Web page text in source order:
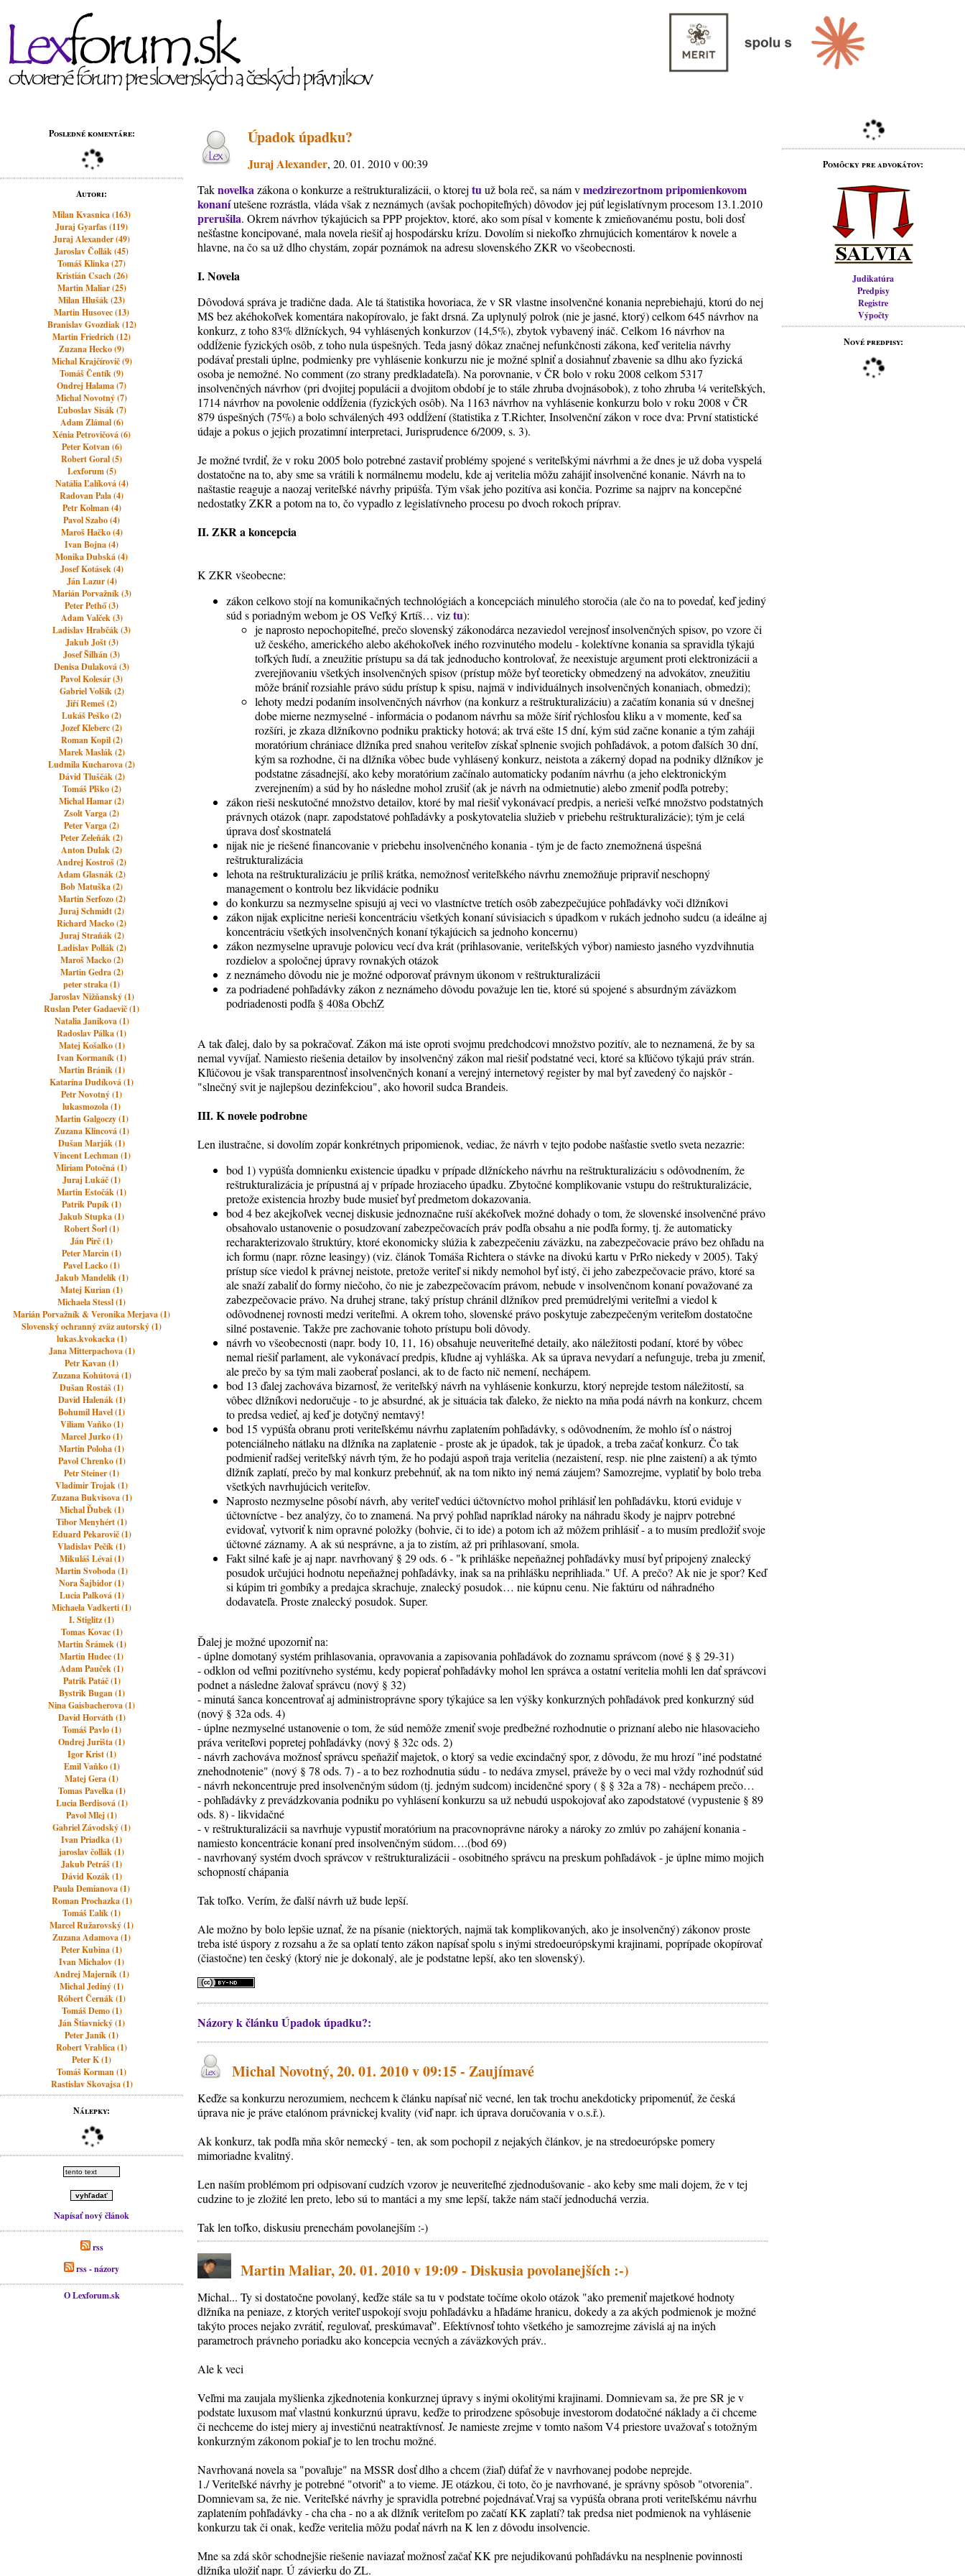
Posledné komentáre:
Autori:
Milan Kvasnica (163)
Juraj Gyarfas (119)
Juraj Alexander (49)
Jaroslav Čollák (45)
Tomáš Klinka (27)
Kristián Csach (26)
Martin Maliar (25)
Milan Hlušák (23)
Martin Husovec (13)
Branislav Gvozdiak (12)
Martin Friedrich (12)
Zuzana Hecko (9)
Michal Krajčírovič (9)
Tomáš Čentík (9)
Ondrej Halama (7)
Michal Novotný (7)
Ľuboslav Sisák (7)
Adam Zlámal (6)
Xénia Petrovičová (6)
Peter Kotvan (6)
Robert Goral (5)
Lexforum (5)
Natália Ľalíková (4)
Radovan Pala (4)
Petr Kolman (4)
Pavol Szabo (4)
Maroš Hačko (4)
Ivan Bojna (4)
Monika Dubská (4)
Josef Kotásek (4)
Ján Lazur (4)
Marián Porvažník (3)
Peter Pethő (3)
Adam Valček (3)
Ladislav Hrabčák (3)
Jakub Jošt (3)
Josef Šilhán (3)
Denisa Dulaková (3)
Pavol Kolesár (3)
Gabriel Volšík (2)
Jiří Remeš (2)
Lukáš Peško (2)
Jozef Kleberc (2)
Roman Kopil (2)
Marek Maslák (2)
Ludmila Kucharova (2)
Dávid Tluščák (2)
Tomáš Plško (2)
Michal Hamar (2)
Zsolt Varga (2)
Peter Varga (2)
Peter Zeleňák (2)
Anton Dulak (2)
Andrej Kostroš (2)
Adam Glasnák (2)
Bob Matuška (2)
Martin Serfozo (2)
Juraj Schmidt (2)
Richard Macko (2)
Juraj Straňák (2)
Ladislav Pollák (2)
Maroš Macko (2)
Martin Gedra (2)
peter straka (1)
Jaroslav Nižňanský (1)
Ruslan Peter Gadaevič (1)
Natalia Janikova (1)
Radoslav Pálka (1)
Matej Košalko (1)
Ivan Kormaník (1)
Martin Bránik (1)
Katarína Dudíková (1)
Petr Novotný (1)
lukasmozola (1)
Martin Galgoczy (1)
Zuzana Klincová (1)
Dušan Marják (1)
Vincent Lechman (1)
Miriam Potočná (1)
Juraj Lukáč (1)
Martin Estočák (1)
Patrik Pupík (1)
Jakub Stupka (1)
Robert Šorl (1)
Ján Pirč (1)
Peter Marcin (1)
Pavel Lacko (1)
Jakub Mandelík (1)
Matej Kurian (1)
Michaela Stessl (1)
Marián Porvažník & Veronika Merjava (1)
Slovenský ochranný zväz autorský (1)
lukas.kvokacka (1)
Jana Mitterpachova (1)
Petr Kavan (1)
Zuzana Kohútová (1)
Dušan Rostáš (1)
David Halenák (1)
Bohumil Havel (1)
Viliam Vaňko (1)
Marcel Jurko (1)
Martin Poloha (1)
Pavol Chrenko (1)
Petr Steiner (1)
Vladimir Trojak (1)
Zuzana Bukvisova (1)
Michal Ďubek (1)
Tibor Menyhért (1)
Eduard Pekarovič (1)
Vladislav Pečík (1)
Mikuláš Lévai (1)
Martin Svoboda (1)
Nora Šajbidor (1)
Lucia Palková (1)
Michaela Vadkerti (1)
I. Stiglitz (1)
Tomas Kovac (1)
Martin Šrámek (1)
Martin Hudec (1)
Adam Pauček (1)
Patrik Patáč (1)
Bystrik Bugan (1)
Nina Gaisbacherova (1)
David Horváth (1)
Tomáš Pavlo (1)
Ondrej Jurišta (1)
Igor Krist (1)
Emil Vaňko (1)
Matej Gera (1)
Tomas Pavelka (1)
Lucia Berdisová (1)
Pavol Mlej (1)
Gabriel Závodský (1)
Ivan Priadka (1)
jaroslav čollák (1)
Jakub Petráš (1)
Dávid Kozák (1)
Paula Demianova (1)
Roman Prochazka (1)
Tomáš Ľalík (1)
Marcel Ružarovský (1)
Zuzana Adamova (1)
Peter Kubina (1)
Ivan Michalov (1)
Andrej Majerník (1)
Michal Jediný (1)
Róbert Černák (1)
Tomáš Demo (1)
Ján Štiavnický (1)
Peter Janík (1)
Robert Vrablica (1)
Peter K (1)
Tomáš Korman (1)
Rastislav Skovajsa (1)
Nálepky:
Napísať nový článok
rss
rss - názory
O Lexforum.sk
Pomôcky pre advokátov:
Judikatúra
Predpisy
Registre
Výpočty
Nové predpisy:
Úpadok úpadku?
Juraj Alexander, 20. 01. 2010 v 00:39
Taknovelkazákona o konkurze a reštrukturalizácii, o ktorejtuuž bola reč, sa nám vmedzirezortnom pripomienkovom
konaníutešene rozrástla, vláda však z neznámych (avšak pochopiteľných) dôvodov jej púť legislatívnym procesom 13.1.2010
prerušila. Okrem návrhov týkajúcich sa PPP projektov, ktoré, ako som písal v komente k zmieňovanému postu, boli dosť
nešťastne koncipované, mala novela riešiť aj hospodársku krízu. Dovolím si niekoľko zhrnujúcich komentárov k novele a
hlavne, na čo sa už dlho chystám, zopár poznámok na adresu slovenského ZKR vo všeobecnosti.
I. Novela
Dôvodová správa je tradične dada. Ale tá štatistika hovoriaca, že v SR vlastne insolvenčné konania neprebiehajú, ktorú do nej
MS bez akéhokoľvek komentára nakopírovalo, je fakt drsná. Za uplynulý polrok (nie je jasné, ktorý) celkom 645 návrhov na
konkurz, z toho 83% dlžníckych, 94 vyhlásených konkurzov (14,5%), zbytok vybavený ináč. Celkom 16 návrhov na
oddĺženie fyzických osôb, z toho nula úspešných. Teda jasný dôkaz značnej nefunkčnosti zákona, keď veritelia návrhy
podávať prestali úplne, podmienky pre vyhlásenie konkurzu nie je možné splniť a dosiahnuť zbavenie sa dlhu ako fyzická
osoba je nemožné. No comment (zo strany predkladateľa). Na porovnanie, v ČR bolo v roku 2008 celkom 5317
insolvenčných návrhov (pri dvojitej populácii a dvojitom období je to stále zhruba dvojnásobok), z toho zhruba ¼ veriteľských,
1714 návrhov na povolenie oddĺženia (fyzických osôb). Na 1163 návrhov na vyhlásenie konkurzu bolo v roku 2008 v ČR
879 úspešných (75%) a bolo schválených 493 oddĺžení (štatistika z T.Richter, Insolvenční zákon v roce dva: První statistické
údaje a pokus o jejich prozatimní interpretaci, Jurisprudence 6/2009, s. 3).
Je možné tvrdiť, že v roku 2005 bolo potrebné zastaviť problémy spojené s veriteľskými návrhmi a že dnes je už doba vyspelá
dostatočne na to, aby sme sa vrátili k normálnemu modelu, kde aj veritelia môžu zahájiť insolvenčné konanie. Návrh na to
naštastie reaguje a naozaj veriteľské návrhy pripúšťa. Tým však jeho pozitíva asi končia. Pozrime sa najprv na koncepčné
nedostatky ZKR a potom na to, čo vypadlo z legislatívneho procesu po dvoch rokoch príprav.
II. ZKR a koncepcia
K ZKR všeobecne:
zákon celkovo stojí na komunikačných technológiách a koncepciách minulého storočia (ale čo na to povedať, keď jediný
súd s poriadným webom je OS Veľký Krtíš… viztu):
je naprosto nepochopiteľné, prečo slovenský zákonodárca nezaviedol verejnosť insolvenčných spisov, po vzore či
už českého, amerického alebo akéhokoľvek iného rozvinutého modelu - kolektívne konania sa spravidla týkajú
toľkých ľudí, a zneužitie prístupu sa dá tak jednoducho kontrolovať, že neexistuje argument proti elektronizácii a
zverejňovaniu všetkých insolvenčných spisov (prístup môže byť teoreticky obmedzený na advokátov, zneužitiu
môže brániť rozsiahle právo súdu prístup k spisu, najmä v individuálnych insolvenčných konaniach, obmedzi);
lehoty medzi podaním insolvenčných návrhov (na konkurz a reštrukturalizáciu) a začatím konania sú v dnešnej
dobe mierne nezmyselné - informácia o podanom návrhu sa môže šíriť rýchlosťou kliku a v momente, keď sa
rozšíri, je zkaza dlžníkovno podniku prakticky hotová; ak trvá ešte 15 dní, kým súd začne konanie a tým zaháji
moratórium chrániace dlžníka pred snahou veriteľov získať splnenie svojich pohľadávok, a potom ďalších 30 dní,
kým sa rozhodne, či na dlžníka vôbec bude vyhlásený konkurz, neistota a zákerný dopad na podniky dlžníkov je
podstatne zásadnejší, ako keby moratórium začínalo automaticky podaním návrhu (a jeho elektronickým
zverejnením) a súd by ho následne mohol zrušiť (ak je návrh na odmietnutie) alebo zmeniť podľa potreby;
zákon rieši neskutočné množstvo detailov, ktoré by mal riešiť vykonávací predpis, a nerieši veľké množstvo podstatných
právnych otázok (napr. zapodstatové pohľadávky a poskytovatelia služieb v priebehu reštrukturalizácie); tým je celá
úprava dosť skostnatelá
nijak nie je riešené financovanie v priebehu insolvenčného konania - tým je de facto znemožnená úspešná
reštrukturalizácia
lehota na reštrukturalizáciu je príliš krátka, nemožnosť veriteľského návrhu znemožňuje pripraviť neschopný
management o kontrolu bez likvidácie podniku
do konkurzu sa nezmyselne spisujú aj veci vo vlastníctve tretích osôb zabezpečujúce pohľadávky voči dlžníkovi
zákon nijak explicitne nerieši koncentráciu všetkých konaní súvisiacich s úpadkom v rukách jednoho sudcu (a ideálne aj
koncentráciu všetkých insolvenčných konaní týkajúcich sa jednoho koncernu)
zákon nezmyselne upravuje polovicu vecí dva krát (prihlasovanie, veriteľských výbor) namiesto jasného vyzdvihnutia
rozdielov a spoločnej úpravy rovnakých otázok
z neznámeho dôvodu nie je možné odporovať právnym úkonom v reštrukturalizácii
za podriadené pohľadávky zákon z neznámeho dôvodu považuje len tie, ktoré sú spojené s absurdným záväzkom
podriadenosti podľa § 408a ObchZ
A tak ďalej, dalo by sa pokračovať. Zákon má iste oproti svojmu predchodcovi množstvo pozitív, ale to neznamená, že by sa
nemal vyvíjať. Namiesto riešenia detailov by insolvenčný zákon mal riešiť podstatné veci, ktoré sa kľúčovo týkajú práv strán.
Kľúčovou je však transparentnosť insolvenčných konaní a verejný internetový register by mal byť zavedený čo najskôr -
"slnečný svit je najlepšou dezinfekciou", ako hovoril sudca Brandeis.
III. K novele podrobne
Len ilustračne, si dovolím zopár konkrétnych pripomienok, vediac, že návrh v tejto podobe našťastie svetlo sveta nezazrie:
bod 1) vypúšťa domnienku existencie úpadku v prípade dlžníckeho návrhu na reštrukturalizáciu s odôvodnením, že
reštrukturalizácia je prípustná aj v prípade hroziaceho úpadku. Zbytočné komplikovanie vstupu do reštrukturalizácie,
pretože existencia hrozby bude musieť byť predmetom dokazovania.
bod 4 bez akejkoľvek vecnej diskusie jednoznačne ruší akékoľvek možné dohady o tom, že slovenské insolvenčné právo
obsahovalo ustanovenie o posudzovaní zabezpečovacích práv podľa obsahu a nie podľa formy, tj. že automaticky
recharakterizovalo štruktúry, ktoré ekonomicky slúžia k zabezpečeniu záväzku, na zabezpečovacie právo bez ohľadu na
ich formu (napr. rôzne leasingy) (viz. článok Tomáša Richtera o stávke na divokú kartu v PrRo niekedy v 2005). Taký
prístup síce viedol k právnej neistote, pretože veriteľ si nikdy nemohol byť istý, či jeho zabezpečovacie právo, ktoré sa
ale snaží zabaliť do formy niečoho, čo nie je zabezpečovacím právom, nebude v insolvenčnom konaní považované za
zabezpečovacie právo. Na druhej strane, taký prístup chránil dlžníkov pred premúdrelými veriteľmi a viedol k
odôvodnenej rovnosti medzi veriteľmi. A okrem toho, slovenské právo poskytuje zabezpečeným veriteľom dostatočne
silné postavenie. Takže pre zachovanie tohoto prístupu boli dôvody.
návrh vo všeobecnosti (napr. body 10, 11, 16) obsahuje neuveriteľné detaily, ako náležitosti podaní, ktoré by vôbec
nemal riešiť parlament, ale vykonávací predpis, kľudne aj vyhláška. Ak sa úprava nevydarí a nefunguje, treba ju zmeniť,
ale prečo by sa tým mali zaoberať poslanci, ak to de facto nič nemení, nechápem.
bod 13 ďalej zachováva bizarnosť, že veriteľský návrh na vyhlásenie konkurzu, ktorý neprejde testom náležitostí, sa
vôbec dlžníkovi nedoručuje - to je absurdné, ak je situácia tak ďaleko, že niekto na mňa podá návrh na konkurz, chcem
to predsa vedieť, aj keď je dotyčný nemtavý!
bod 15 vypúšťa obranu proti veriteľskému návrhu zaplatením pohľadávky, s odôvodnením, že mohlo ísť o nástroj
potenciálneho nátlaku na dlžníka na zaplatenie - proste ak je úpadok, tak je úpadok, a treba začať konkurz. Čo tak
podmieniť radšej veriteľský návrh tým, že ho podajú aspoň traja veritelia (nezaistení, resp. nie plne zaistení) a ak týmto
dlžník zaplatí, prečo by mal konkurz prebehnúť, ak na tom nikto iný nemá záujem? Samozrejme, vyplatiť by bolo treba
všetkých navrhujúcich veriteľov.
Naprosto nezmyselne pôsobí návrh, aby veriteľ vedúci účtovníctvo mohol prihlásiť len pohľadávku, ktorú eviduje v
účtovníctve - bez analýzy, čo to znamená. Na prvý pohľad napríklad nároky na náhradu škody je najprv potrebné
evidovať, vytvoriť k nim opravné položky (bohvie, či to ide) a potom ich až môžem prihlásiť - a to musím predložiť svoje
účtovné záznamy. A ak sú nesprávne, a ja to zistím, až pri prihlasovaní, smola.
Fakt silné kafe je aj napr. navrhovaný § 29 ods. 6 - "k prihláške nepeňažnej pohľadávky musí byť pripojený znalecký
posudok určujúci hodnotu nepeňažnej pohľadávky, inak sa na prihlášku neprihliada." Uf. A prečo? Ak nie je spor? Keď
si kúpim tri gombíky a predajca skrachuje, znalecký posudok… nie kúpnu cenu. Nie faktúru od náhradného
dodavateľa. Proste znalecký posudok. Super.
Ďalej je možné upozorniť na:
- úplne domotaný systém prihlasovania, opravovania a zapisovania pohľadávok do zoznamu správcom (nové § § 29-31)
- odklon od veľmi pozitívneho systému, kedy popierať pohľadávky mohol len správca a ostatní veritelia mohli len dať správcovi
podnet a následne žalovať správcu (nový § 32)
- minutá šanca koncentrovať aj administroprávne spory týkajúce sa len výšky konkurzných pohľadávok pred konkurzný súd
(nový § 32a ods. 4)
- úplne nezmyselné ustanovenie o tom, že súd nemôže zmeniť svoje predbežné rozhodnutie o priznaní alebo nie hlasovacieho
práva veriteľovi popretej pohľadávky (nový § 32c ods. 2)
- návrh zachováva možnosť správcu speňažiť majetok, o ktorý sa vedie excindačný spor, z dôvodu, že mu hrozí "iné podstatné
znehodnotenie" (nový § 78 ods. 7) - a to bez rozhodnutia súdu - to nedáva zmysel, práveže by o veci mal vždy rozhodnúť súd
- návrh nekoncentruje pred insolvenčným súdom (tj. jedným sudcom) incidenčné spory ( § § 32a a 78) - nechápem prečo…
- pohľadávky z prevádzkovania podniku po vyhlásení konkurzu sa už nebudú uspokojovať ako zapodstatové (vypustenie § 89
ods. 8) - likvidačné
- v reštrukturalizácii sa navrhuje vypustiť moratórium na pracovnoprávne nároky a nároky zo zmlúv po zahájení konania -
namiesto koncentrácie konaní pred insolvenčným súdom….(bod 69)
- navrhovaný systém dvoch správcov v reštrukturalizácii - osobitného správcu na preskum pohľadávok - je úplne mimo mojich
schopností chápania
Tak toľko. Verím, že ďalší návrh už bude lepší.
Ale možno by bolo lepšie uznať, že na písanie (niektorých, najmä tak komplikovaných, ako je insolvenčný) zákonov proste
treba isté úspory z rozsahu a že sa oplatí tento zákon napísať spolu s inými stredoeurópskymi krajinami, poprípade okopírovať
(čiastočne) ten český (ktorý nie je dokonalý, ale je podstatne lepší, ako ten slovenský).
Názory k článku Úpadok úpadku?:
Michal Novotný, 20. 01. 2010 v 09:15 - Zaujímavé
Keďže sa konkurzu nerozumiem, nechcem k článku napísať nič vecné, len tak trochu anekdoticky pripomenúť, že česká
úprava nie je práve etalónom právnickej kvality (viď napr. ich úprava doručovania v o.s.ř.).
Ak konkurz, tak podľa mňa skôr nemecký - ten, ak som pochopil z nejakých článkov, je na stredoeurópske pomery
mimoriadne kvalitný.
Len naším problémom pri odpisovaní cudzích vzorov je neuveriteľné zjednodušovanie - ako keby sme mali dojem, že v tej
cudzine to je zložité len preto, lebo sú to mantáci a my sme lepší, takže nám stačí jednoduchá verzia.
Tak len toľko, diskusiu prenechám povolanejším :-)
Martin Maliar, 20. 01. 2010 v 19:09 - Diskusia povolanejších :-)
Michal... Ty si dostatočne povolaný, keďže stále sa tu v podstate točíme okolo otázok "ako premeniť majetkové hodnoty
dlžníka na peniaze, z ktorých veriteľ uspokojí svoju pohľadávku a hľadáme hranicu, dokedy a za akých podmienok je možné
takýto proces nejako zvrátiť, regulovať, preskúmavať". Efektívnosť tohto všetkého je samozrejme závislá aj na iných
parametroch právneho poriadku ako koncepcia vecných a záväzkových práv..
Ale k veci
Veľmi ma zaujala myšlienka zjkednotenia konkurznej úpravy s inými okolitými krajinami. Domnievam sa, že pre SR je v
podstate luxusom mať vlastnú konkurznú úpravu, keďže to prirodzene spôsobuje investorom dodatočné náklady a či chceme
či nechceme do istej miery aj investičnú neatraktívnosť. Je namieste zrejme v tomto našom V4 priestore uvažovať s totožným
konkurzným zákonom pokiaľ je to len trochu možné.
Navrhovaná novela sa "povaľuje" na MSSR dosť dlho a chcem (žiaľ) dúfať že v navrhovanej podobe neprejde.
1./ Veriteľské návrhy je potrebné "otvoriť" a to vieme. JE otázkou, či toto, čo je navrhované, je správny spôsob "otvorenia".
Domnievam sa, že nie. Veriteľské návrhy je spravidla potrebné pojednávať.Vraj sa vypúšťa obrana proti veriteľskému návrhu
zaplatením pohľadávky - cha cha - no a ak dlžník veriteľom po začatí KK zaplatí? tak predsa niet podmienok na vyhlásenie
konkurzu tak či onak, keďže veritelia môžu podať návrh na K len z dôvodu insolvencie.
Mne sa zdá skôr schodnejšie riešenie naviazať možnosť začať KK pre nejudikovanú pohľadávku na nesplnenie povinnosti
dlžníka uložiť napr. Ú závierku do ZL.